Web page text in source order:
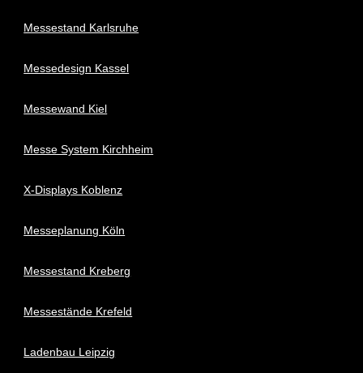
Messestand Karlsruhe
Messedesign Kassel
Messewand Kiel
Messe System Kirchheim
X-Displays Koblenz
Messeplanung Köln
Messestand Kreberg
Messestände Krefeld
Ladenbau Leipzig